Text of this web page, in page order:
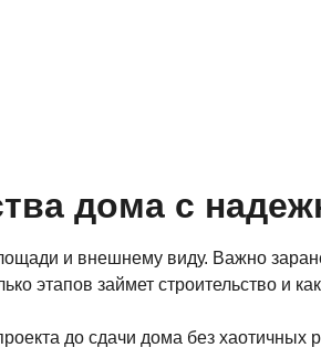
дома с
и внешнему виду. Важно
этапов займет строительство и
до сдачи дома без